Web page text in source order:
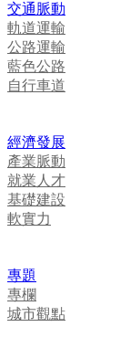
交通脈動
軌道運輸
公路運輸
藍色公路
自行車道
經濟發展
產業脈動
就業人才
基礎建設
軟實力
專題
專欄
城市觀點